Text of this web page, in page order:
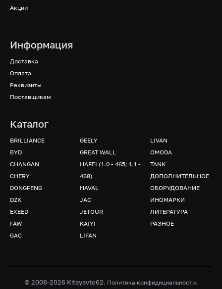
Акции
Информация
Доставка
Оплата
Реквизиты
Поставщикам
Каталог
BRILLIANCE
BYD
CHANGAN
CHERY
DONGFENG
DZK
EXEED
FAW
GAC
GEELY
GREAT WALL
HAFEI (1.0 - 465; 1.1 -
468)
HAVAL
JAC
JETOUR
KAIYI
LIFAN
LIVAN
OMODA
TANK
ДОПОЛНИТЕЛЬНОЕ
ОБОРУДОВАНИЕ
ИНОМАРКИ
ЛИТЕРАТУРА
РАЗНОЕ
© 2008-2026 Kitayavto62. Политика конфидициальности.